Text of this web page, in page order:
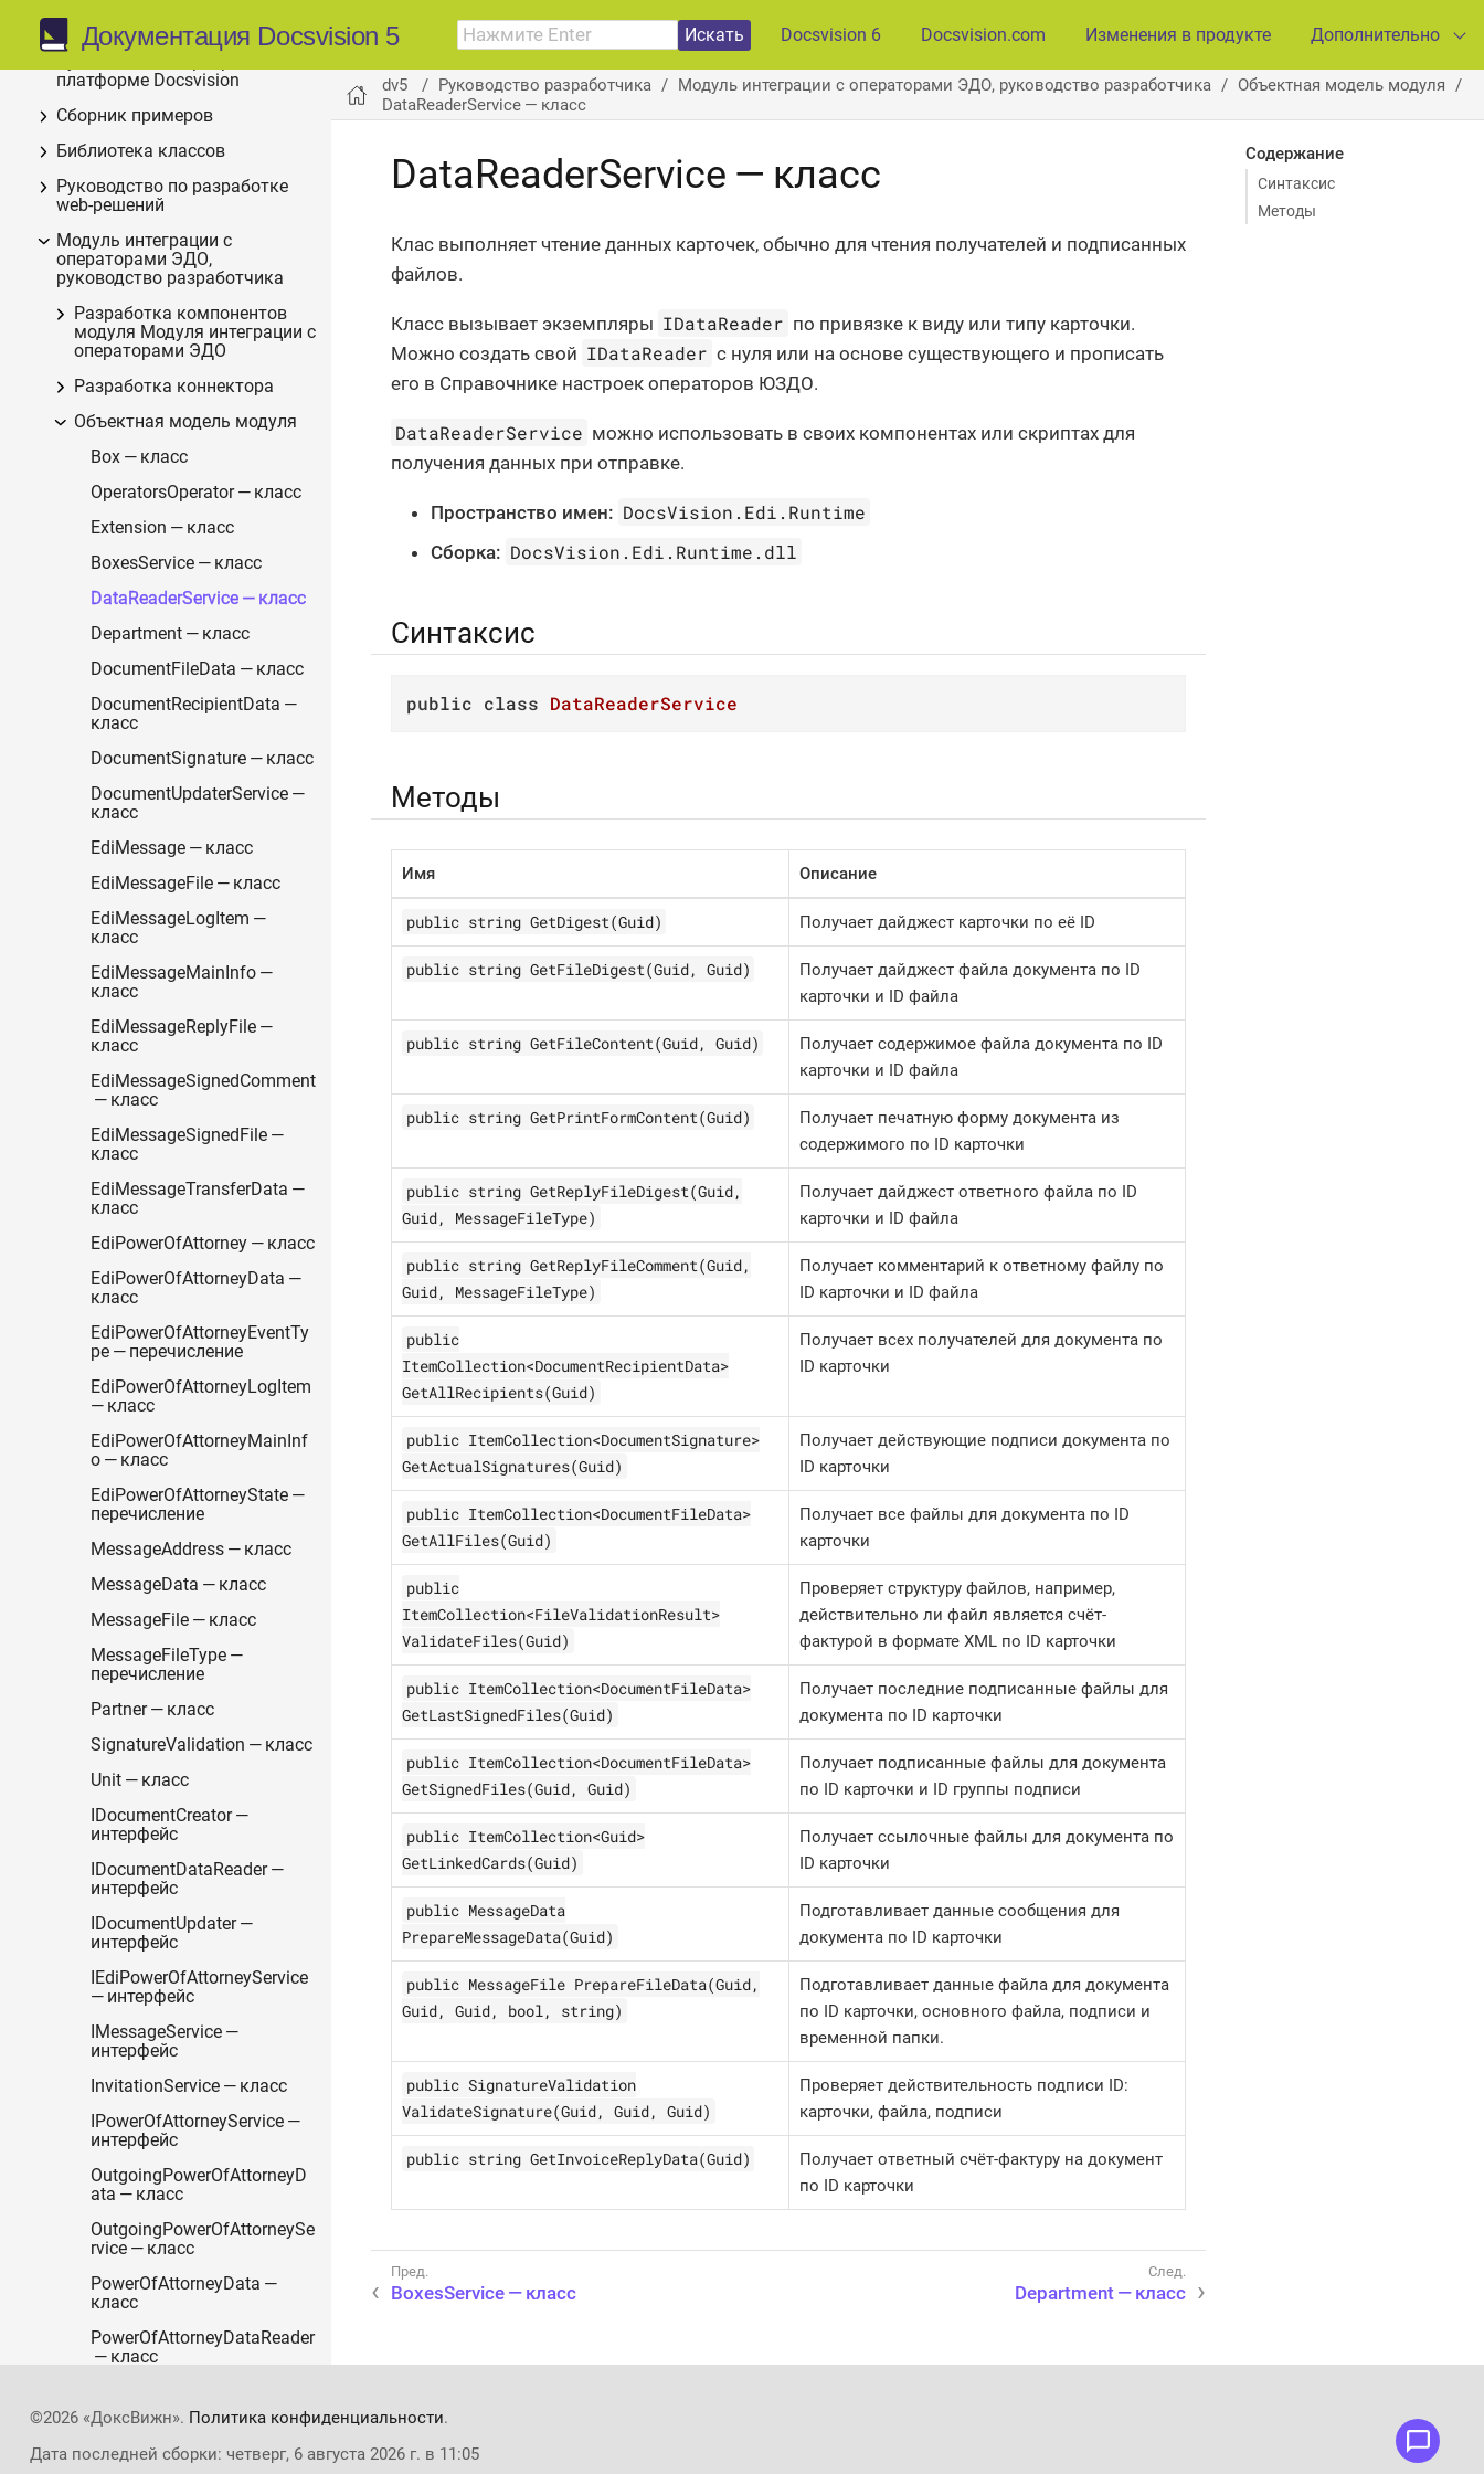
Документация Docsvision 5 Искать Docsvision 6 Docsvision.com Изменения в продукте Дополнительно
Что нового
платформе Docsvision
Сборник примеров
Библиотека классов
Руководство по разработке
web-решений
Модуль интеграции с
операторами ЭДО,
руководство разработчика
Разработка компонентов
модуля Модуля интеграции с
операторами ЭДО
Разработка коннектора
Объектная модель модуля
Box — класс
OperatorsOperator — класс
Extension — класс
BoxesService — класс
DataReaderService — класс
Department — класс
DocumentFileData — класс
DocumentRecipientData —
класс
DocumentSignature — класс
DocumentUpdaterService —
класс
EdiMessage — класс
EdiMessageFile — класс
EdiMessageLogItem —
класс
EdiMessageMainInfo —
класс
EdiMessageReplyFile —
класс
EdiMessageSignedComment
— класс
EdiMessageSignedFile —
класс
EdiMessageTransferData —
класс
EdiPowerOfAttorney — класс
EdiPowerOfAttorneyData —
класс
EdiPowerOfAttorneyEventTy
pe — перечисление
EdiPowerOfAttorneyLogItem
— класс
EdiPowerOfAttorneyMainInf
o — класс
EdiPowerOfAttorneyState —
перечисление
MessageAddress — класс
MessageData — класс
MessageFile — класс
MessageFileType —
перечисление
Partner — класс
SignatureValidation — класс
Unit — класс
IDocumentCreator —
интерфейс
IDocumentDataReader —
интерфейс
IDocumentUpdater —
интерфейс
IEdiPowerOfAttorneyService
— интерфейс
IMessageService —
интерфейс
InvitationService — класс
IPowerOfAttorneyService —
интерфейс
OutgoingPowerOfAttorneyD
ata — класс
OutgoingPowerOfAttorneySe
rvice — класс
PowerOfAttorneyData —
класс
PowerOfAttorneyDataReader
— класс
класс
PowerOfAttorneyService —
класс
dv5 Руководство разработчика Модуль интеграции с операторами ЭДО, руководство разработчика
Объектная модель модуля
DataReaderService — класс
Содержание
Синтаксис
Методы
DataReaderService — класс
Клас выполняет чтение данных карточек, обычно для чтения получателей и подписанных
файлов.
Класс вызывает экземпляры IDataReader по привязке к виду или типу карточки.
Можно создать свой IDataReader с нуля или на основе существующего и прописать
его в Справочнике настроек операторов ЮЗДО.
DataReaderService можно использовать в своих компонентах или скриптах для
получения данных при отправке.
Пространство имен: DocsVision.Edi.Runtime
Сборка: DocsVision.Edi.Runtime.dll
Синтаксис
public class DataReaderService
Методы
Имя Описание
public string GetDigest(Guid) Получает дайджест карточки по её ID
public string GetFileDigest(Guid, Guid)
Получает дайджест файла документа по ID
карточки и ID файла
public string GetFileContent(Guid, Guid)
Получает содержимое файла документа по ID
карточки и ID файла
public string GetPrintFormContent(Guid)
Получает печатную форму документа из
содержимого по ID карточки
public string GetReplyFileDigest(Guid,
Guid, MessageFileType)
Получает дайджест ответного файла по ID
карточки и ID файла
public string GetReplyFileComment(Guid,
Guid, MessageFileType)
Получает комментарий к ответному файлу по
ID карточки и ID файла
public
ItemCollection<DocumentRecipientData>
GetAllRecipients(Guid)
Получает всех получателей для документа по
ID карточки
public ItemCollection<DocumentSignature>
GetActualSignatures(Guid)
Получает действующие подписи документа по
ID карточки
public ItemCollection<DocumentFileData>
GetAllFiles(Guid)
Получает все файлы для документа по ID
карточки
public
ItemCollection<FileValidationResult>
ValidateFiles(Guid)
Проверяет структуру файлов, например,
действительно ли файл является счёт-
фактурой в формате XML по ID карточки
public ItemCollection<DocumentFileData>
GetLastSignedFiles(Guid)
Получает последние подписанные файлы для
документа по ID карточки
public ItemCollection<DocumentFileData>
GetSignedFiles(Guid, Guid)
Получает подписанные файлы для документа
по ID карточки и ID группы подписи
public ItemCollection<Guid>
GetLinkedCards(Guid)
Получает ссылочные файлы для документа по
ID карточки
public MessageData
PrepareMessageData(Guid)
Подготавливает данные сообщения для
документа по ID карточки
public MessageFile PrepareFileData(Guid,
Guid, Guid, bool, string)
Подготавливает данные файла для документа
по ID карточки, основного файла, подписи и
временной папки.
public SignatureValidation
ValidateSignature(Guid, Guid, Guid)
Проверяет действительность подписи ID:
карточки, файла, подписи
public string GetInvoiceReplyData(Guid)
Получает ответный счёт-фактуру на документ
по ID карточки
BoxesService — класс Department — класс
©2026 «ДоксВижн». Политика конфиденциальности.
Дата последней сборки: четверг, 6 августа 2026 г. в 11:05